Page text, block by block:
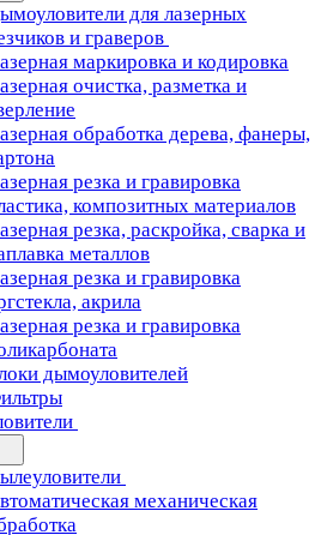
для лазерных
и граверов
маркировка и кодировка
очистка, разметка и
обработка дерева, фанеры,
резка и гравировка
композитных материалов
резка, раскройка, сварка и
металлов
резка и гравировка
акрила
резка и гравировка
дымоуловителей
механическая